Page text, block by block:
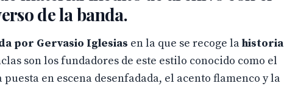
de la banda.
por Gervasio Iglesias en la que se recoge lahistoria
son los fundadores de este estilo conocido como el
en escena desenfadada, el acento flamenco y la